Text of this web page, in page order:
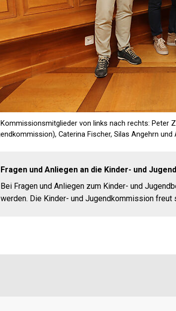
Kommissionsmitglieder von links nach rechts: Peter
Caterina Fischer, Silas Angehrn und
Fragen und Anliegen an die Kinder- und
Bei Fragen und Anliegen zum Kinder- und
werden. Die Kinder- und Jugendkommission freut